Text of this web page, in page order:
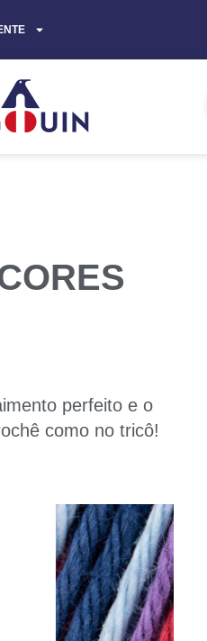
perfeito e o
como no tricô!